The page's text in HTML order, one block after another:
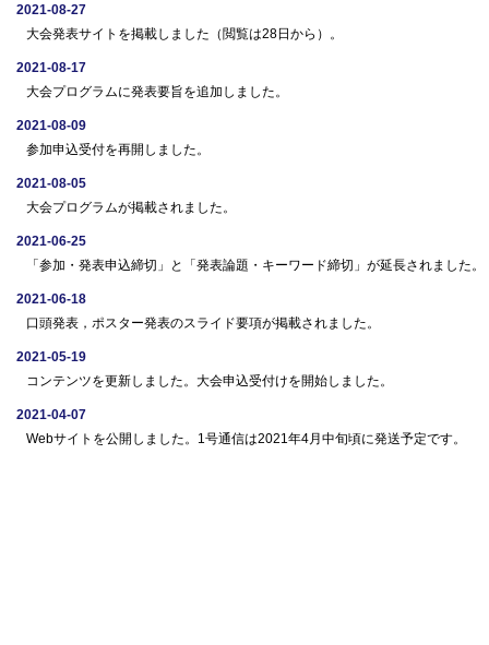
2021-08-27
大会発表サイトを掲載しました（閲覧は28日から）。
2021-08-17
大会プログラムに発表要旨を追加しました。
2021-08-09
参加申込受付を再開しました。
2021-08-05
大会プログラムが掲載されました。
2021-06-25
「参加・発表申込締切」と「発表論題・キーワード締切」が延長されました。
2021-06-18
口頭発表，ポスター発表のスライド要項が掲載されました。
2021-05-19
コンテンツを更新しました。大会申込受付けを開始しました。
2021-04-07
Webサイトを公開しました。1号通信は2021年4月中旬頃に発送予定です。